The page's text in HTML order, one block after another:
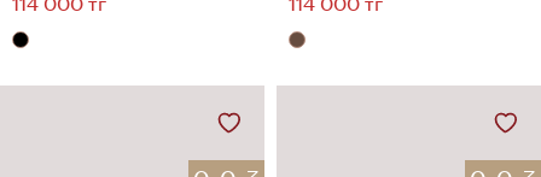
114 000 тг 114 000 тг